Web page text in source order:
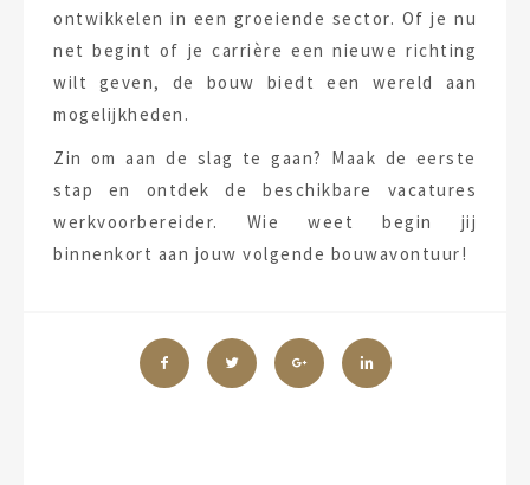
ontwikkelen in een groeiende sector. Of je nu
net begint of je carrière een nieuwe richting
wilt geven, de bouw biedt een wereld aan
mogelijkheden.
Zin om aan de slag te gaan? Maak de eerste
stap en ontdek de beschikbare vacatures
werkvoorbereider. Wie weet begin jij
binnenkort aan jouw volgende bouwavontuur!